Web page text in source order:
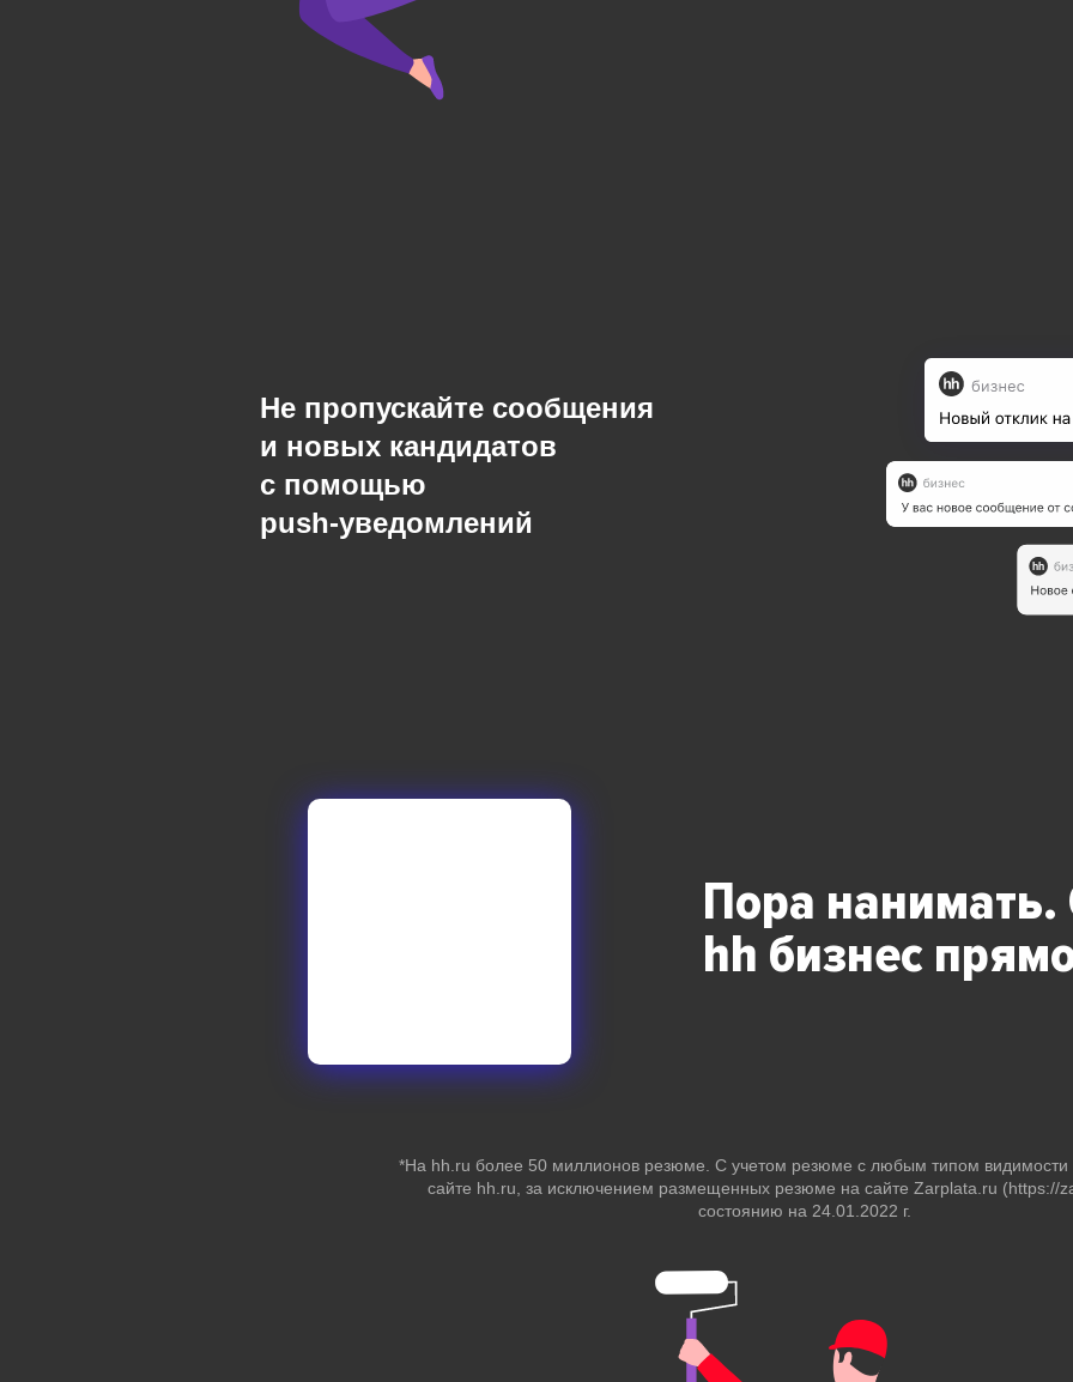
Не пропускайте сообщения
и новых кандидатов
с помощью
push-уведомлений
Пора нанимать.
hh бизнес
*На hh.ru более 50 миллионов резюме. С учетом резюме с любым типом
сайте hh.ru, за исключением размещенных резюме на сайте Zarplata.ru (https://
состоянию на 24.01.2022 г.